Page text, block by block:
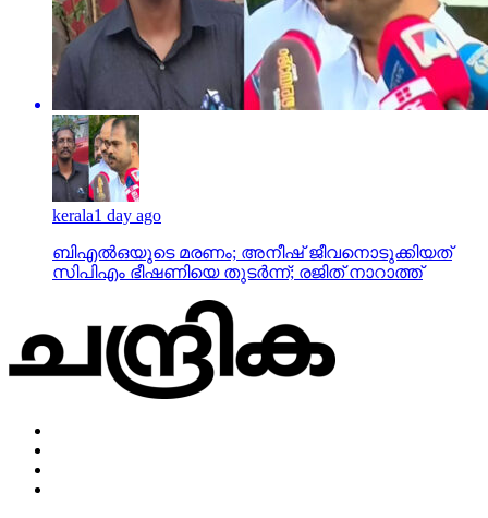
kerala1 day ago
ബിഎല്‍ഒയുടെ മരണം; അനീഷ് ജീവനൊടുക്കിയത്
സിപിഎം ഭീഷണിയെ തുടര്‍ന്ന്; രജിത് നാറാത്ത്